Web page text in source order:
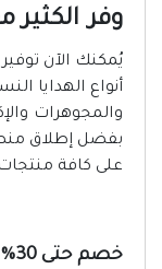
وفر
يُمكنك الآن
أنواع الهدايا
والمجوهرات
على كافة منتجات